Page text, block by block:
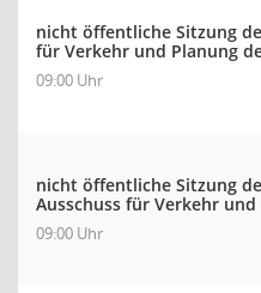
nicht öffentliche Sitzung
für Verkehr und Planung
09:00 Uhr
nicht öffentliche Sitzung
Ausschuss für Verkehr und
09:00 Uhr